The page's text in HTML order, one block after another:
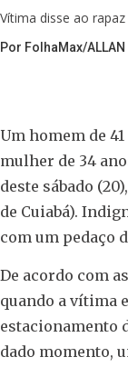
Vítima disse ao
Por FolhaMax/ALLAN
Um homem de
mulher de 34
deste sábado
de Cuiabá).
com um pedaço
De acordo com
quando a vítima
estacionamento
dado momento,